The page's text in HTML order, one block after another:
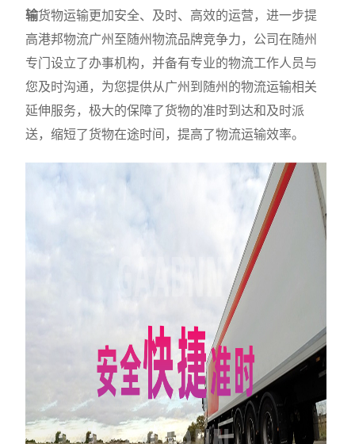
输货物运输更加安全、及时、高效的运营，进一步提
高港邦物流广州至随州物流品牌竞争力，公司在随州
专门设立了办事机构，并备有专业的物流工作人员与
您及时沟通，为您提供从广州到随州的物流运输相关
延伸服务，极大的保障了货物的准时到达和及时派
送，缩短了货物在途时间，提高了物流运输效率。